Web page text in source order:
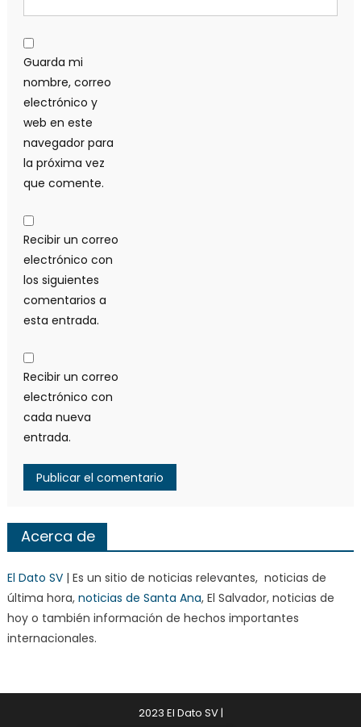
Guarda mi
nombre, correo
electrónico y
web en este
navegador para
la próxima vez
que comente.
Recibir un correo
electrónico con
los siguientes
comentarios a
esta entrada.
Recibir un correo
electrónico con
cada nueva
entrada.
Acerca de
El Dato SV| Es un sitio de noticias relevantes, noticias de
última hora, noticias de Santa Ana, El Salvador, noticias de
hoy o también información de hechos importantes
internacionales.
2023 El Dato SV|